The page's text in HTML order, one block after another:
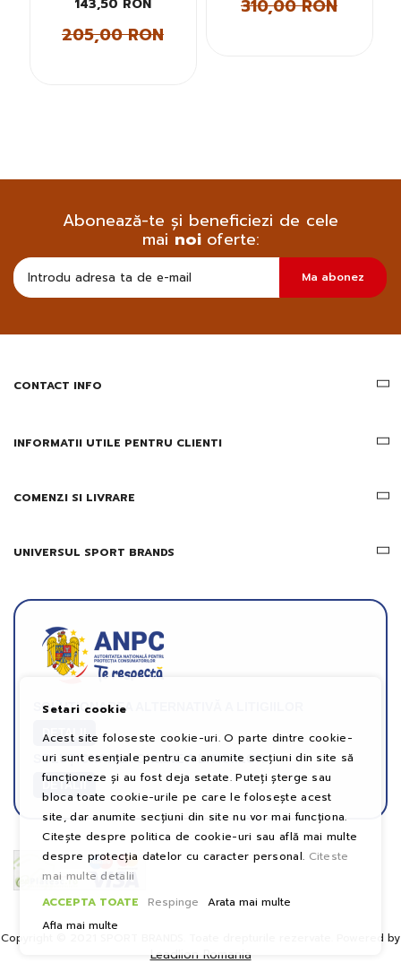
205,00 RON
310,00 RON
Abonează-te și beneficiezi de cele
mai noi oferte:
sa
primesc
informatii
Ma abonez
CONTACT INFO
INFORMATII UTILE PENTRU CLIENTI
COMENZI SI LIVRARE
UNIVERSUL SPORT BRANDS
SOLUȚIONAREA ALTERNATIVĂ A LITIGIILOR
DETALII
SOLUȚIONAREA ONLINE A LITIGIILOR
DETALII
Copyright © 2021 SPORT BRANDS. Toate drepturile rezervate. Powered by
Leadlion Romania
Setari cookie
Acest site foloseste cookie-uri. O parte dintre cookie-
uri sunt esențiale pentru ca anumite secțiuni din site să
funcționeze și au fost deja setate. Puteți șterge sau
bloca toate cookie-urile pe care le folosește acest
site, dar anumite secțiuni din site nu vor mai funcționa.
Citește despre politica de cookie-uri sau află mai multe
despre protecția datelor cu caracter personal. Citeste
mai multe detalii
ACCEPTA TOATE
Respinge
Arata mai multe
Afla mai multe